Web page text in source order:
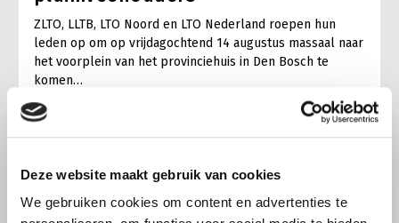
Deze website maakt gebruik van cookies
We gebruiken cookies om content en advertenties te
ZLTO, LLTB, LTO Noord en LTO Nederland roepen hun
leden op om op vrijdagochtend 14 augustus massaal naar
het voorplein van het provinciehuis in Den Bosch te
komen…
Lees meer